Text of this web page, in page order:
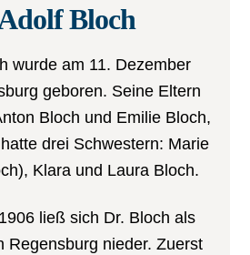
Bloch
wurde am 11. Dezember
geboren. Seine Eltern
Bloch und Emilie Bloch,
drei Schwestern: Marie
Klara und Laura Bloch.
ließ sich Dr. Bloch als
Regensburg nieder. Zuerst